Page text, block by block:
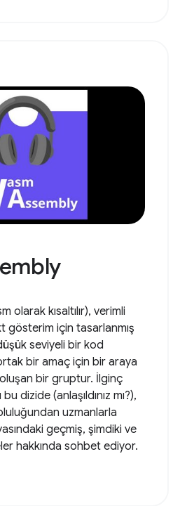
olarak kısaltılır), verimli
gösterim için tasarlanmış
seviyeli bir kod
bir amaç için bir araya
bir gruptur. İlginç
dizide (anlaşıldınız mı?),
uzmanlarla
geçmiş, şimdiki ve
hakkında sohbet ediyor.